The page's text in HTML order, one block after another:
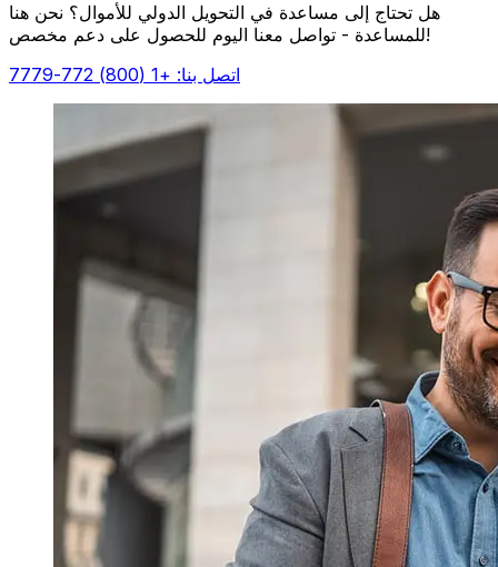
هل تحتاج إلى مساعدة في التحويل الدولي للأموال؟ نحن هنا
للمساعدة - تواصل معنا اليوم للحصول على دعم مخصص!
اتصل بنا: +1 (800) 772-7779